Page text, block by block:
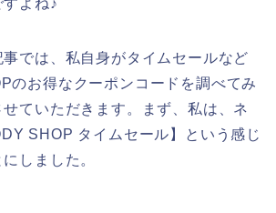
よね♪
では、私自身がタイムセールなど
のお得なクーポンコードを調べてみ
ていただきます。まず、私は、ネ
SHOP タイムセール】という感じ
しました。